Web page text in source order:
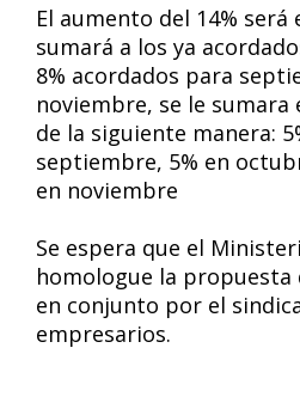
El aumento del 14%
sumará a los ya
8% acordados para
noviembre, se le
de la siguiente manera:
septiembre, 5% en
en noviembre
Se espera que el
homologue la propuesta
en conjunto por el
empresarios.